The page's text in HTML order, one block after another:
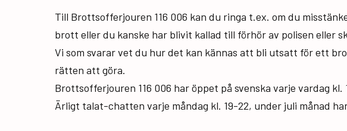
Till Brottsofferjouren 116 006 kan du ringa t.ex. om du
brott eller du kanske har blivit kallad till förhör av polisen eller
Vi som svarar vet du hur det kan kännas att bli utsatt för ett
rätten att göra.
Brottsofferjouren 116 006 har öppet på svenska varje vardag
Ärligt talat-chatten varje måndag kl. 19-22, under juli månad